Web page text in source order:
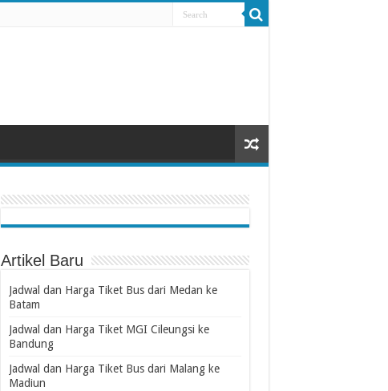
Artikel Baru
Jadwal dan Harga Tiket Bus dari Medan ke
Batam
Jadwal dan Harga Tiket MGI Cileungsi ke
Bandung
Jadwal dan Harga Tiket Bus dari Malang ke
Madiun